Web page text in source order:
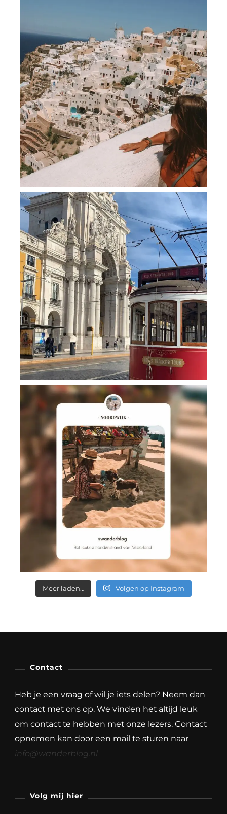
Meer laden… Volgen op Instagram
Contact
Heb je een vraag of wil je iets delen? Neem dan
contact met ons op. We vinden het altijd leuk
om contact te hebben met onze lezers. Contact
opnemen kan door een mail te sturen naar
info@wanderblog.nl
Volg mij hier